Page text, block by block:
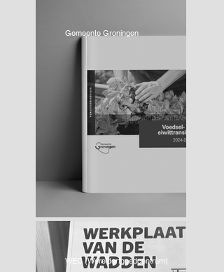
Gemeente Groningen
WEC (Werelderfgoedcentrum)